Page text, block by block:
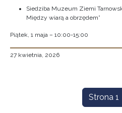
Siedziba Muzeum Ziemi
Między wiarą a obrzędem”
Piątek, 1 maja – 10:00-15:00
27 kwietnia, 2026
Strona 1